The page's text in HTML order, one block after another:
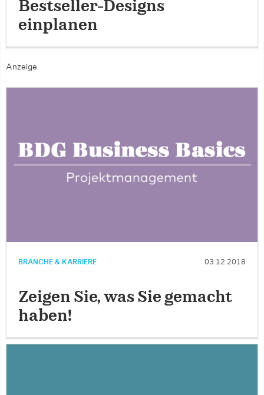
Bestseller-Designs
einplanen
Anzeige
BRANCHE & KARRIERE 03.12.2018
Zeigen Sie, was Sie gemacht
haben!